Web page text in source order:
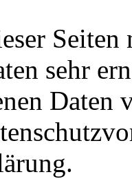
Seiten
sehr
Daten